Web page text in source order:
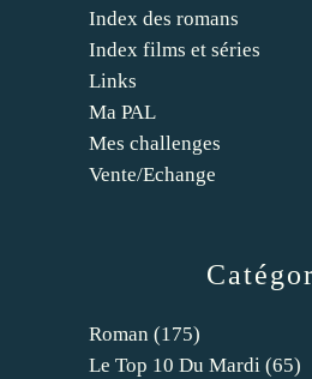
Roman (175)
Le Top 10 Du Mardi (65)
Index des romans
Index films et séries
Links
Ma PAL
Mes challenges
Vente/Echange